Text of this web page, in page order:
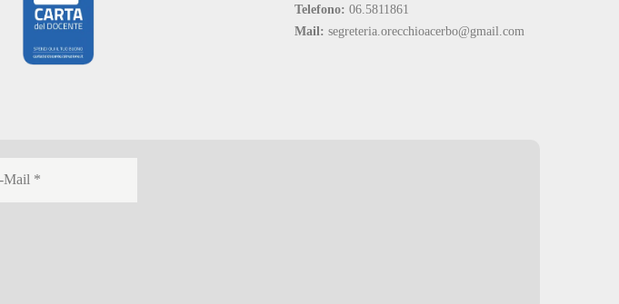
Telefono: 06.5811861
Mail: segreteria.orecchioacerbo@gmail.com